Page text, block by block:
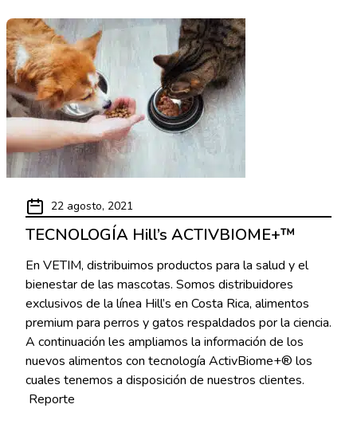
22 agosto, 2021
TECNOLOGÍA Hill’s ACTIVBIOME+™
En VETIM, distribuimos productos para la salud y el
bienestar de las mascotas. Somos distribuidores
exclusivos de la línea Hill’s en Costa Rica, alimentos
premium para perros y gatos respaldados por la ciencia.
A continuación les ampliamos la información de los
nuevos alimentos con tecnología ActivBiome+® los
cuales tenemos a disposición de nuestros clientes.
Reporte